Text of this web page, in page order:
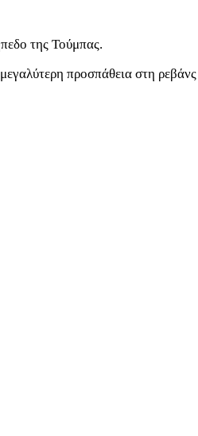
της Τούμπας.
προσπάθεια στη ρεβάνς